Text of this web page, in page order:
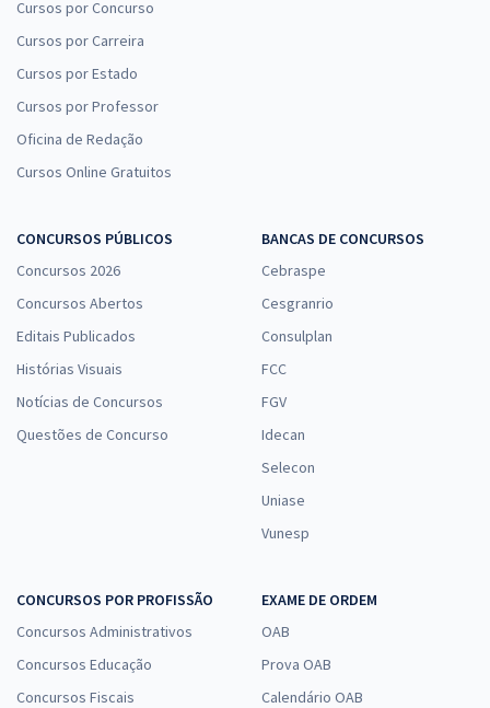
Cursos por Concurso
Cursos por Carreira
Cursos por Estado
Cursos por Professor
Oficina de Redação
Cursos Online Gratuitos
CONCURSOS PÚBLICOS
Concursos 2026
Concursos Abertos
Editais Publicados
Histórias Visuais
Notícias de Concursos
Questões de Concurso
BANCAS DE CONCURSOS
Cebraspe
Cesgranrio
Consulplan
FCC
FGV
Idecan
Selecon
Uniase
Vunesp
CONCURSOS POR PROFISSÃO
Concursos Administrativos
Concursos Educação
Concursos Fiscais
EXAME DE ORDEM
OAB
Prova OAB
Calendário OAB